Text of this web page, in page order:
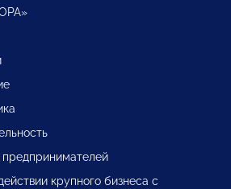
крупного бизнеса с